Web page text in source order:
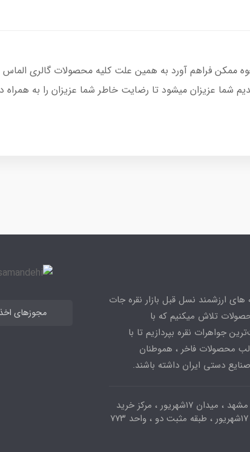
ممکن فراهم آورد به همین علت کلیه محصولات گالری الماس
شما عزیزان میشود تا رضایت خاطر شما عزیزان را به همراه
های ارزشمند نسل قبل بازار نقره جات
تلاش میکنیم که با
جواهرات نقره بپردازیم تا با
محصولات فاخر ، هموطنان
دستی ایران داشته باشند.
مشهد ، میدان ۱۷شهریور ، مرکز خرید
۱۷شهریور ، طبقه مثبت دو ، واحد ۷۷۳
مجوزهای